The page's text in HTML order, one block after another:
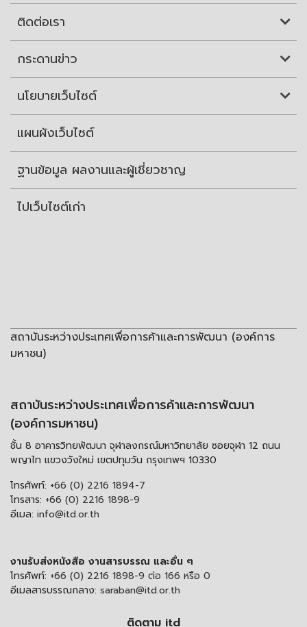
ติดต่อเรา
กระดานข่าว
นโยบายเว็บไซต์
แผนผังเว็บไซต์
ฐานข้อมูล ผลงานและผู้เชี่ยวชาญ
ไปเว็บไซต์เก่า
สถาบันระหว่างประเทศเพื่อการค้าและการพัฒนา (องค์การ
มหาชน)
สถาบันระหว่างประเทศเพื่อการค้าและการพัฒนา
(องค์การมหาชน)
ชั้น 8 อาคารวิทยพัฒนา จุฬาลงกรณ์มหาวิทยาลัย ซอยจุฬา 12 ถนน
พญาไท แขวงวังใหม่ เขตปทุมวัน กรุงเทพฯ 10330
โทรศัพท์: +66 (0) 2216 1894-7
โทรสาร: +66 (0) 2216 1898-9
อีเมล: info@itd.or.th
งานรับส่งหนังสือ งานสารบรรณ และอื่น ๆ
โทรศัพท์: +66 (0) 2216 1898-9 ต่อ 166 หรือ 0
อีเมลสารบรรณกลาง: saraban@itd.or.th
ติดตาม itd